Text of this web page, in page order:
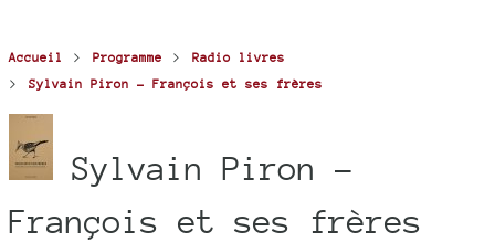
Accueil > Programme > Radio livres
> Sylvain Piron - François et ses frères
Sylvain Piron -
François et ses frères